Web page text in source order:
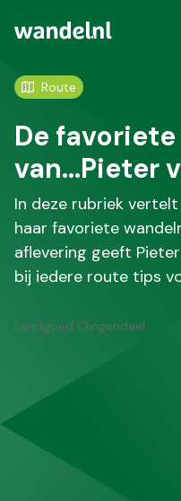
Route
De
van…Pieter
In deze rubriek
haar favoriete
aflevering geeft
bij iedere route tips
Landgoed Clingendael